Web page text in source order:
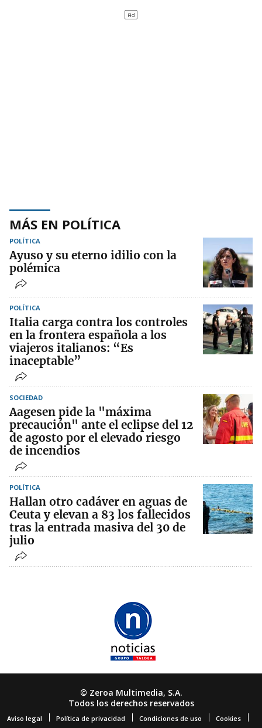
MÁS EN POLÍTICA
POLÍTICA
Ayuso y su eterno idilio con la
polémica
POLÍTICA
Italia carga contra los controles
en la frontera española a los
viajeros italianos: “Es
inaceptable”
SOCIEDAD
Aagesen pide la "máxima
precaución" ante el eclipse del 12
de agosto por el elevado riesgo
de incendios
POLÍTICA
Hallan otro cadáver en aguas de
Ceuta y elevan a 83 los fallecidos
tras la entrada masiva del 30 de
julio
© Zeroa Multimedia, S.A.
Todos los derechos reservados
Aviso legal Política de privacidad Condiciones de uso Cookies